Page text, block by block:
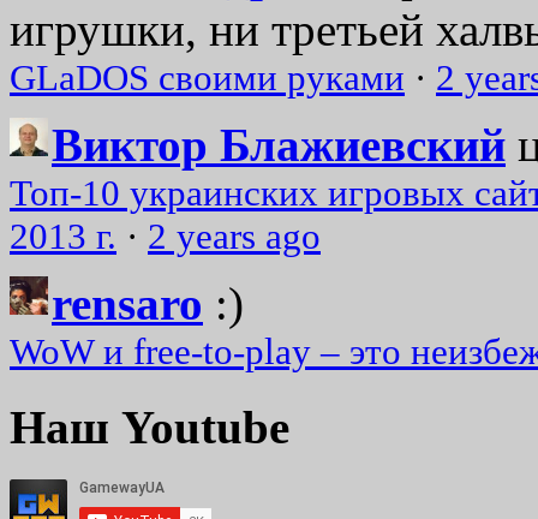
игрушки, ни третьей
GLaDOS своими руками · 2
Виктор Блажиевский
Топ-10 украинских игровых
2013 г. · 2 years ago
rensaro :)
WoW и free-to-play – это
Наш Youtube